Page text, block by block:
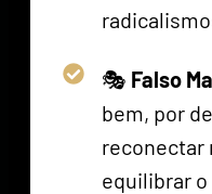
🎭 Falso
bem, por
reconectar
equilibrar